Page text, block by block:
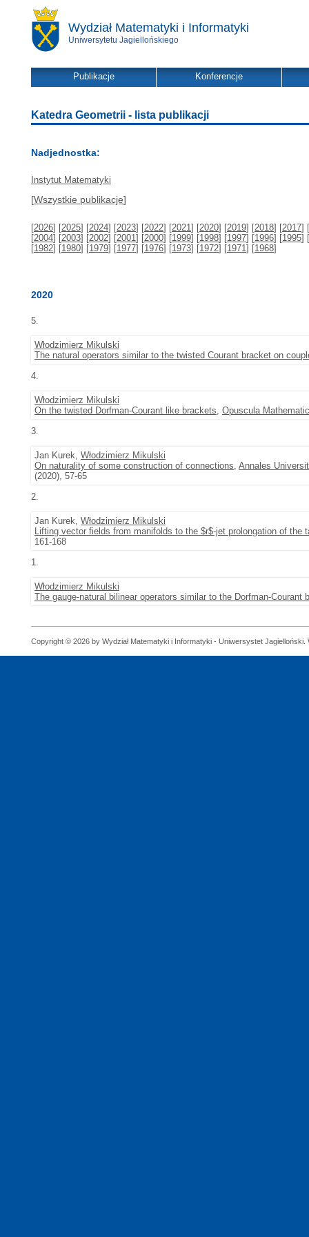
Wydział Matematyki i Informatyki
Uniwersytetu Jagiellońskiego
Publikacje Konferencje
Katedra Geometrii - lista publikacji
Nadjednostka:
Instytut Matematyki
[Wszystkie publikacje]
[2026] [2025] [2024] [2023] [2022] [2021] [2020] [2019] [2018] [2017] [
[2004] [2003] [2002] [2001] [2000] [1999] [1998] [1997] [1996] [1995] [
[1982] [1980] [1979] [1977] [1976] [1973] [1972] [1971] [1968]
2020
5.
Włodzimierz Mikulski
The natural operators similar to the twisted Courant bracket on
4.
Włodzimierz Mikulski
On the twisted Dorfman-Courant like brackets, Opuscula
3.
Jan Kurek, Włodzimierz Mikulski
On naturality of some construction of connections, Annales
(2020), 57-65
2.
Jan Kurek, Włodzimierz Mikulski
Lifting vector fields from manifolds to the $r$-jet prolongation of the
161-168
1.
Włodzimierz Mikulski
The gauge-natural bilinear operators similar to the Dorfman-Courant
Copyright © 2026 by Wydział Matematyki i Informatyki - Uniwersystet